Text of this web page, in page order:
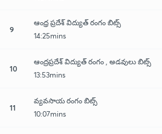
9
ఆంధ్ర ప్రదేశ్ విద్యుత్ రంగం బిట్స్
14:25mins
10
ఆంద్రప్రదేశ్ విద్యుత్ రంగం , అడవులు బిట్స్
13:53mins
11
వ్యవసాయ రంగం బిట్స్
10:07mins